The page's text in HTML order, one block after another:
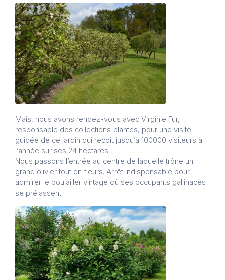
Mais, nous avons rendez-vous avec Virginie Fur,
responsable des collections plantes, pour une visite
guidée de ce jardin qui reçoit jusqu’à 100000 visiteurs à
l’année sur ses 24 hectares.
Nous passons l’entrée au centre de laquelle trône un
grand olivier tout en fleurs. Arrêt indispensable pour
admirer le poulailler vintage où ses occupants gallinacés
se prélassent.